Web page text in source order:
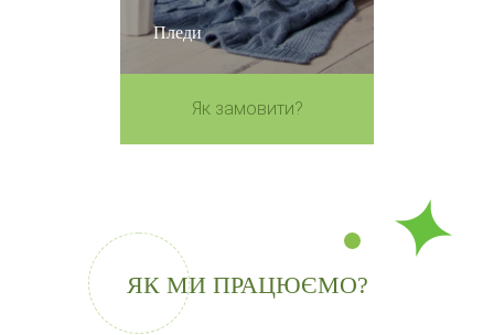
Пледи
Як замовити?
ЯК МИ ПРАЦЮЄМО?